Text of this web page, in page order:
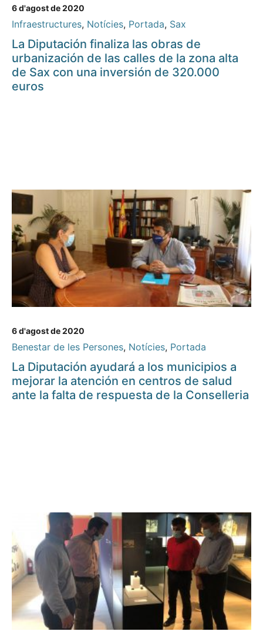
6 d'agost de 2020
Infraestructures, Notícies, Portada, Sax
La Diputación finaliza las obras de
urbanización de las calles de la zona alta
de Sax con una inversión de 320.000
euros
6 d'agost de 2020
Benestar de les Persones, Notícies, Portada
La Diputación ayudará a los municipios a
mejorar la atención en centros de salud
ante la falta de respuesta de la Conselleria